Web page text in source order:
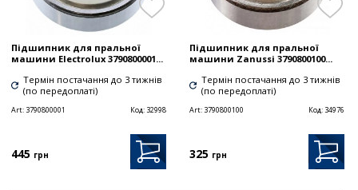
Підшипник для пральної
машини Electrolux 3790800001...
Термін постачання до 3 тижнів
(по передоплаті)
Art: 3790800001 Код: 32998
445 грн
Підшипник для пральної
машини Zanussi 3790800100...
Термін постачання до 3 тижнів
(по передоплаті)
Art: 3790800100 Код: 34976
325 грн